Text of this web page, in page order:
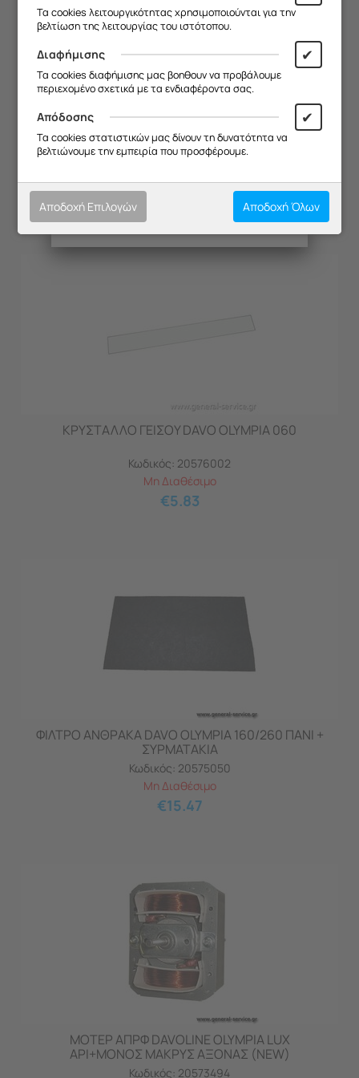
ΦΙΛΤΡΟ ΜΕΤΑΛΛΙΚΟ DAVO/KELVIN 0602MOL
ΚΑΣΕΤΑ (545X310mm)
Κωδικός: 20574034
ΚΡΥΣΤΑΛΛΟ ΓΕΙΣΟΥ DAVO OLYMPIA 060
Κωδικός: 20576002
Μη Διαθέσιμο
€5.83
ΦΙΛΤΡΟ ΑΝΘΡΑΚΑ DAVO OLYMPIA 160/260 ΠΑΝΙ +
ΣΥΡΜΑΤΑΚΙΑ
Κωδικός: 20575050
Μη Διαθέσιμο
€15.47
ΜΟΤΕΡ ΑΠΡΦ DAVOLINE OLYMPIA LUX
ΑΡΙ+ΜΟΝΟΣ ΜΑΚΡΥΣ ΑΞΟΝΑΣ (NEW)
Κωδικός: 20573494
Τα cookies λειτουργικότητας χρησιμοποιούνται για την
βελτίωση της λειτουργίας του ιστότοπου.
Διαφήμισης ✔
Τα cookies διαφήμισης μας βοηθουν να προβάλουμε
περιεχομένο σχετικά με τα ενδιαφέροντα σας.
Απόδοσης ✔
Τα cookies στατιστικών μας δίνουν τη δυνατότητα να
βελτιώνουμε την εμπειρία που προσφέρουμε.
Αποδοχή Επιλογών Αποδοχή Όλων
Σας ευχαριστούμε για την
κατανόηση και σας ευχόμαστε καλό
καλοκαίρι!
Θα θέλαμε να σας ενημερώσουμε ότι
η επιχείρησή μας θα παραμείνει
κλειστή από13/08 έως και 18/08
Θα είμαστε ξανά κοντά σας από
19/08.
κατανόηση και σας ευχόμαστε καλό